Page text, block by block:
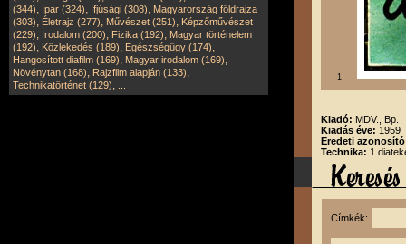
(344), Ipar (324), Ifjúsági (308), Magyarország földrajza
(303), Életrajz (277), Művészet (251), Képzőművészet
(229), Irodalom (200), Fizika (192), Magyar történelem
(192), Közlekedés (189), Egészségügy (174),
Hangosított diafilm (169), Magyar irodalom (169),
Növénytan (168), Rajzfilm alapján (133),
Technikatörténet (129),
1
Kiadó: MDV., Bp.
Kiadás éve: 1959
Eredeti
Technika: 1
Címkék: